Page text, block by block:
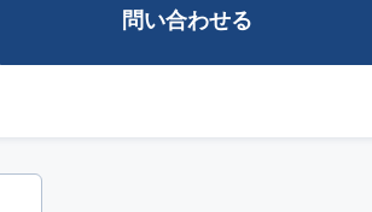
問い合わせる